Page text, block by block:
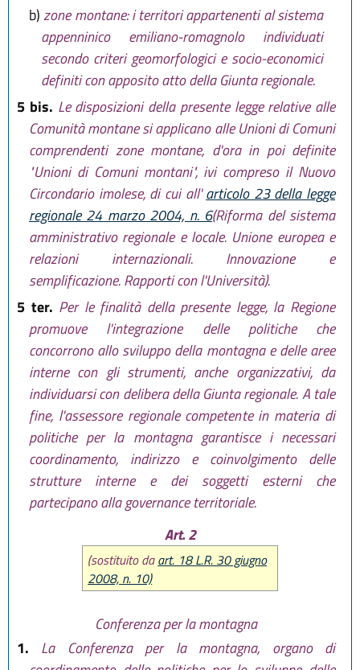
b)zone montane: i territori appartenenti al sistema
appenninico emiliano-romagnolo individuati
secondo criteri geomorfologici e socio-economici
definiti con apposito atto della Giunta regionale.
5 bis. Le disposizioni della presente legge relative alle
Comunità montane si applicano alle Unioni di Comuni
comprendenti zone montane, d'ora in poi definite
"Unioni di Comuni montani", ivi compreso il Nuovo
Circondario imolese, di cui all'articolo 23 della legge
regionale 24 marzo 2004, n. 6(Riforma del sistema
amministrativo regionale e locale. Unione europea e
relazioni internazionali. Innovazione e
semplificazione. Rapporti con l'Università).
5 ter. Per le finalità della presente legge, la Regione
promuove l'integrazione delle politiche che
concorrono allo sviluppo della montagna e delle aree
interne con gli strumenti, anche organizzativi, da
individuarsi con delibera della Giunta regionale. A tale
fine, l'assessore regionale competente in materia di
politiche per la montagna garantisce i necessari
coordinamento, indirizzo e coinvolgimento delle
strutture interne e dei soggetti esterni che
partecipano alla governance territoriale.
Art. 2
(sostituito daart. 18 L.R. 30 giugno
2008, n. 10)
Conferenza per la montagna
1. La Conferenza per la montagna, organo di